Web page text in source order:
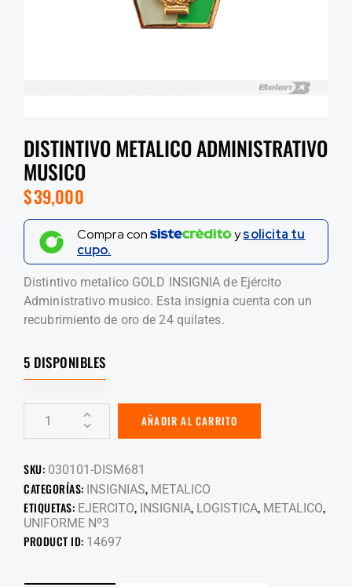
DISTINTIVO METALICO ADMINISTRATIVO
MUSICO
$39,000
Compra con ysolicita tu
cupo.
Distintivo metalico GOLD INSIGNIA de Ejército
Administrativo musico. Esta insignia cuenta con un
recubrimiento de oro de 24 quilates.
5 DISPONIBLES
AÑADIR AL CARRITO
SKU: 030101-DISM681
CATEGORÍAS: INSIGNIAS, METALICO
ETIQUETAS: EJERCITO, INSIGNIA, LOGISTICA, METALICO,
UNIFORME Nº3
PRODUCT ID: 14697